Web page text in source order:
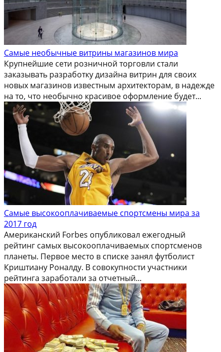
Самые необычные витрины магазинов мира
Крупнейшие сети розничной торговли стали
заказывать разработку дизайна витрин для своих
новых магазинов известным архитекторам, в надежде
на то, что необычно красивое оформление будет...
Самые высокооплачиваемые спортсмены мира за
2017 год
Американский Forbes опубликовал ежегодный
рейтинг самых высокооплачиваемых спортсменов
планеты. Первое место в списке занял футболист
Криштиану Роналду. В совокупности участники
рейтинга заработали за отчетный...